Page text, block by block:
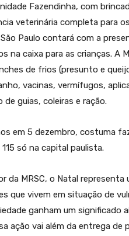
Fazendinha, com
veterinária completa para
Paulo contará com a
na caixa para as crianças. A
de frios (presunto e
vacinas, vermífugos,
guias, coleiras e ração.
em 5 dezembro, costuma
só na capital paulista.
da MRSC, o Natal
que vivem em situação de
ganham um significado
ação vai além da entrega de